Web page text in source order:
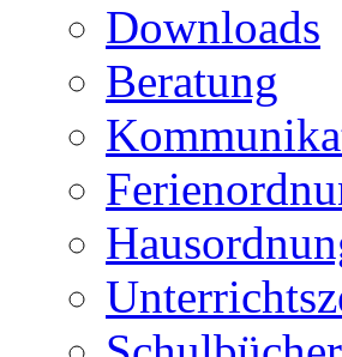
Downloads
Beratung